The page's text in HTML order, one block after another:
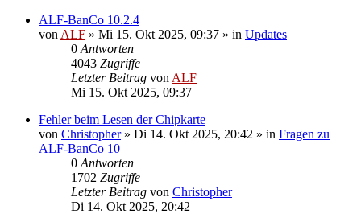
ALF-BanCo 10.2.4
von ALF » Mi 15. Okt 2025, 09:37 » in Updates
0 Antworten
4043 Zugriffe
Letzter Beitrag von ALF
Mi 15. Okt 2025, 09:37
Fehler beim Lesen der Chipkarte
von Christopher» Di 14. Okt 2025, 20:42 » in Fragen zu
ALF-BanCo 10
0 Antworten
1702 Zugriffe
Letzter Beitrag von Christopher
Di 14. Okt 2025, 20:42